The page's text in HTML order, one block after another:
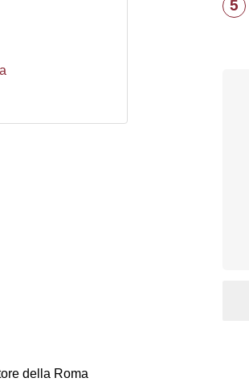
della Roma
5